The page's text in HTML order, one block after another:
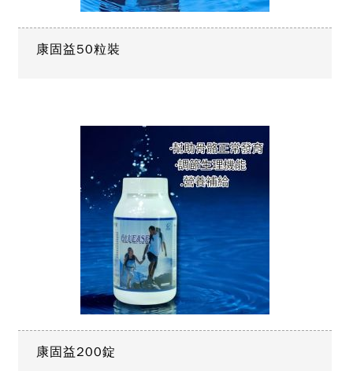
康固益50粒裝
康固益200錠